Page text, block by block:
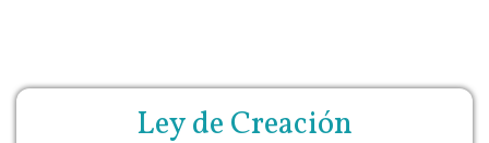
Ley de Creación